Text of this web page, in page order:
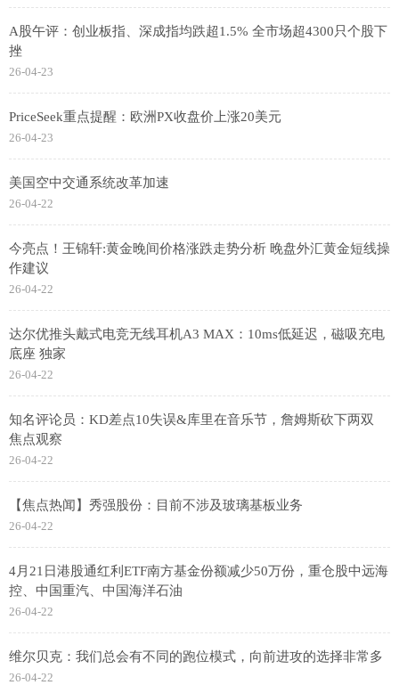
A股午评：创业板指、深成指均跌超1.5% 全市场超4300只个股下
挫
26-04-23
PriceSeek重点提醒：欧洲PX收盘价上涨20美元
26-04-23
美国空中交通系统改革加速
26-04-22
今亮点！王锦轩:黄金晚间价格涨跌走势分析 晚盘外汇黄金短线操
作建议
26-04-22
达尔优推头戴式电竞无线耳机A3 MAX：10ms低延迟，磁吸充电
底座 独家
26-04-22
知名评论员：KD差点10失误&库里在音乐节，詹姆斯砍下两双
焦点观察
26-04-22
【焦点热闻】秀强股份：目前不涉及玻璃基板业务
26-04-22
4月21日港股通红利ETF南方基金份额减少50万份，重仓股中远海
控、中国重汽、中国海洋石油
26-04-22
维尔贝克：我们总会有不同的跑位模式，向前进攻的选择非常多
26-04-22